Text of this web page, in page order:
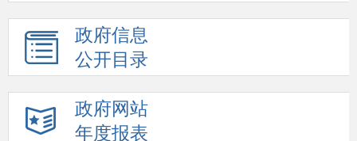
政府信息
公开目录
政府网站
年度报表